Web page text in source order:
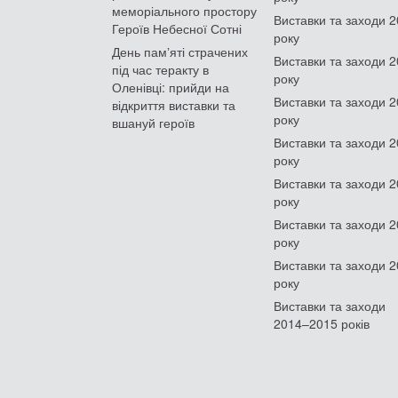
меморіального простору
Героїв Небесної Сотні
День памʼяті страчених
під час теракту в
Оленівці: прийди на
відкриття виставки та
вшануй героїв
Виставки та заходи
року
Виставки та заходи
року
Виставки та заходи
року
Виставки та заходи
року
Виставки та заходи
року
Виставки та заходи
року
Виставки та заходи
року
Виставки та заходи
2014–2015 років